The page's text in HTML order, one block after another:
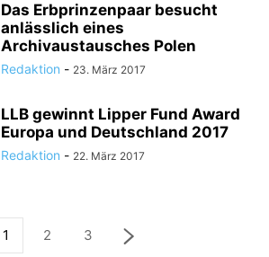
Das Erbprinzenpaar besucht
anlässlich eines
Archivaustausches Polen
Redaktion - 23. März 2017
LLB gewinnt Lipper Fund Award
Europa und Deutschland 2017
Redaktion - 22. März 2017
1 2 3